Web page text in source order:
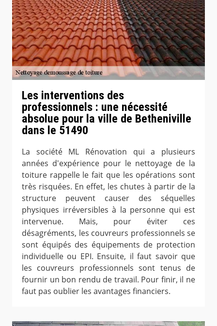
Les interventions des
professionnels : une nécessité
absolue pour la ville de Betheniville
dans le 51490
La société ML Rénovation qui a plusieurs
années d'expérience pour le nettoyage de la
toiture rappelle le fait que les opérations sont
très risquées. En effet, les chutes à partir de la
structure peuvent causer des séquelles
physiques irréversibles à la personne qui est
intervenue. Mais, pour éviter ces
désagréments, les couvreurs professionnels se
sont équipés des équipements de protection
individuelle ou EPI. Ensuite, il faut savoir que
les couvreurs professionnels sont tenus de
fournir un bon rendu de travail. Pour finir, il ne
faut pas oublier les avantages financiers.